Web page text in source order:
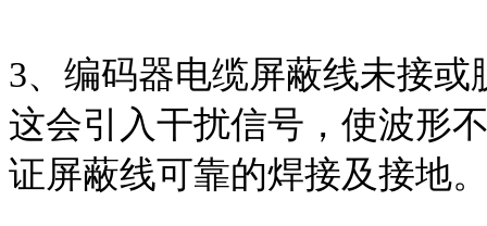
3、编码器电缆屏蔽线未接或
这会引入干扰信号，使波形
证屏蔽线可靠的焊接及接地